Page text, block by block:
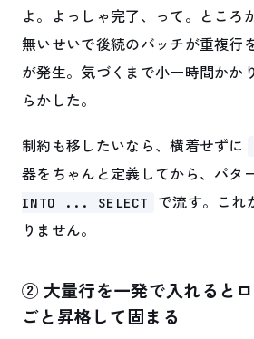
よ。よっしゃ完了、って。ところ
無いせいで後続のバッチが重複行
が発生。気づくまで小一時間かか
らかした。
制約も移したいなら、横着せずに
器をちゃんと定義してから、パタ
INTO ... SELECT
で流す。これ
りません。
② 大量行を一発で入れると
ごと昇格して固まる